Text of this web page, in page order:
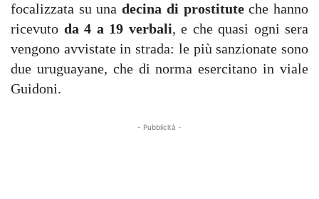
focalizzata su unadecina di prostituteche hanno
ricevuto da 4 a 19 verbali, e che quasi ogni sera
vengono avvistate in strada: le più sanzionate sono
due uruguayane, che di norma esercitano in viale
Guidoni.
- Pubblicità -